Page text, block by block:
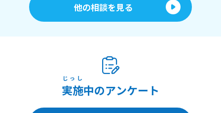
他の相談を見る
実施
じっし
中のアンケート